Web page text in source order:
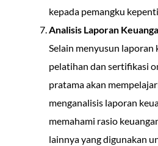
kepada pemangku
Analisis Laporan
Selain menyusun laporan
pelatihan dan sertifikasi
pratama akan
menganalisis laporan
memahami rasio
lainnya yang digunakan